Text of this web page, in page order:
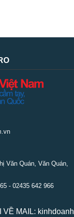
Văn Quán, Văn Quán,
- 02435 642 966
MAIL: